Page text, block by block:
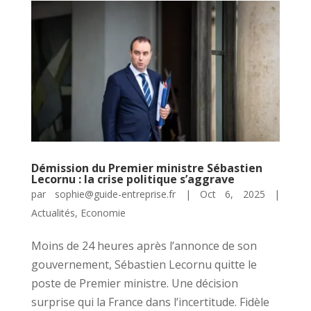
Démission du Premier ministre Sébastien
Lecornu : la crise politique s’aggrave
par sophie@guide-entreprise.fr | Oct 6, 2025 |
Actualités, Economie
Moins de 24 heures après l’annonce de son
gouvernement, Sébastien Lecornu quitte le
poste de Premier ministre. Une décision
surprise qui la France dans l’incertitude. Fidèle